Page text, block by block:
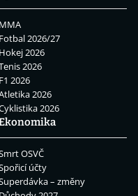
MMA
Fotbal 2026/27
Hokej 2026
2026
F1 2026
2026
2026
OSVČ
účty
– změny